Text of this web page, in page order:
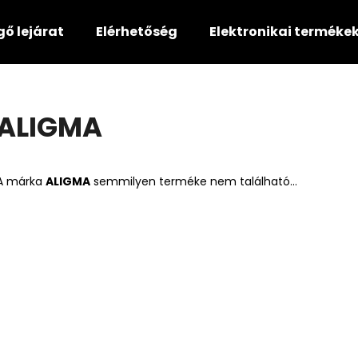
lejárat Elérhetőség Elektronikai
márka ALIGMA semmilyen terméke nem található...